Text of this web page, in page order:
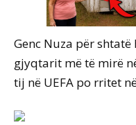
Genc Nuza për
gjyqtarit më të mirë
tij në UEFA po rritet